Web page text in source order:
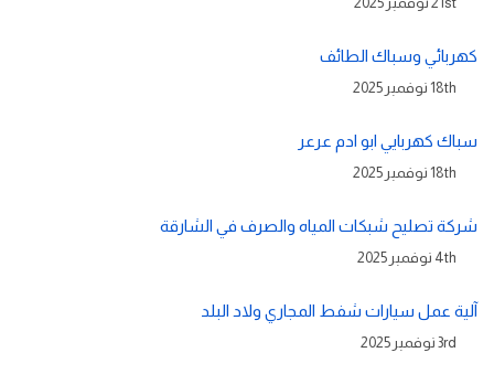
كهربائي وسباك الطائف
18th نوفمبر 2025
سباك كهربايي ابو ادم عرعر
18th نوفمبر 2025
شركة تصليح شبكات المياه والصرف في الشارقة
4th نوفمبر 2025
آلية عمل سيارات شفط المجاري ولاد البلد
3rd نوفمبر 2025